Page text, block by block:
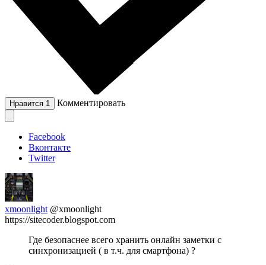
Нравится 1 Комментировать
Facebook
Вконтакте
Twitter
xmoonlight @xmoonlight
https://sitecoder.blogspot.com
Где безопаснее всего хранить онлайн заметки с
синхронизацией ( в т.ч. для смартфона) ?